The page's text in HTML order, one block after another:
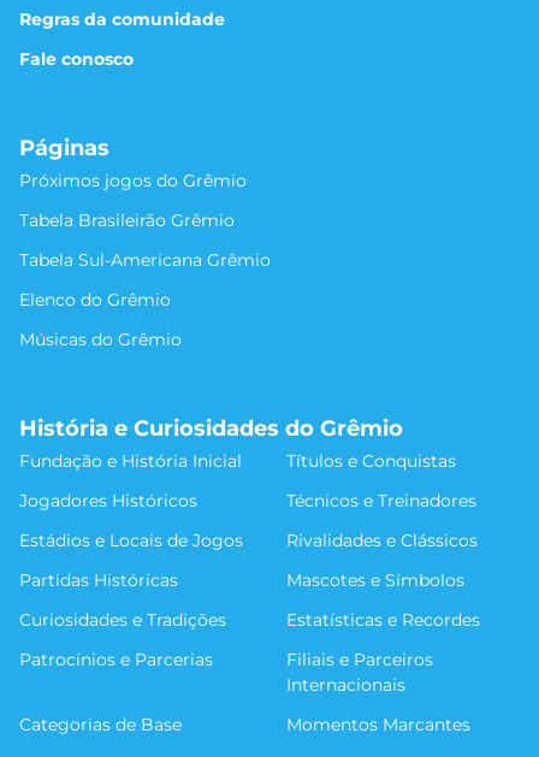
Regras da comunidade
Fale conosco
Páginas
Próximos jogos do Grêmio
Tabela Brasileirão Grêmio
Tabela Sul-Americana Grêmio
Elenco do Grêmio
Músicas do Grêmio
História e Curiosidades do Grêmio
Fundação e História Inicial
Títulos e Conquistas
Jogadores Históricos
Técnicos e Treinadores
Estádios e Locais de Jogos
Rivalidades e Clássicos
Partidas Históricas
Mascotes e Símbolos
Curiosidades e Tradições
Estatísticas e Recordes
Patrocínios e Parcerias
Filiais e Parceiros
Internacionais
Categorias de Base
Momentos Marcantes